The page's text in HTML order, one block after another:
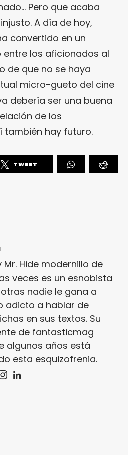
Pero que acaba
A día de hoy,
convertido en un
entre los aficionados al
de que no se haya
micro-gueto del cine
debería ser una buena
de los
también hay futuro.
TWEET
Mr. Hide modernillo de
veces es un esnobista
nadie le gana a
adicto a hablar de
en sus textos. Su
de fantasticmag
algunos años está
esta esquizofrenia.